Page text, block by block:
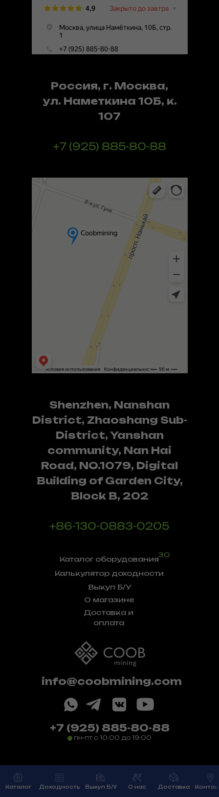
Каталог Доходность Выкуп Б/У О нас Доставка
О магазине
+7 (925) 885-80-88
пн-пт с 10:00 до 19:00
Калькулятор доходности
Выкуп Б/У
Доставка и
оплата
Каталог оборудования
30
ОГРН: 1215000104527
info@coobmining.com
Сайт разработан — webisback.ru
Шэньчжэнь
Яндекс Карты — транспорт, навигация, поиск мест
Россия, г. Москва,
ул. Наметкина 10Б, к.
107
+7 (925) 885-80-88
Shenzhen, Nanshan
District, Zhaoshang Sub-
District, Yanshan
community, Nan Hai
Road, NO.1079, Digital
Building of Garden City,
Block B, 202
+86-130-0883-0205